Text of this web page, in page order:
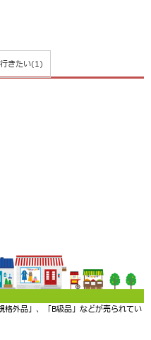
きたい(1)
外品」、「B級品」などが売られてい